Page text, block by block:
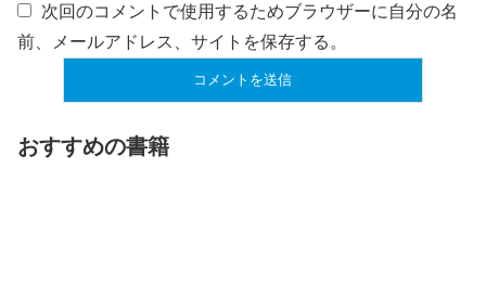
次回のコメントで使用するためブラウザーに自分の名
前、メールアドレス、サイトを保存する。
おすすめの書籍